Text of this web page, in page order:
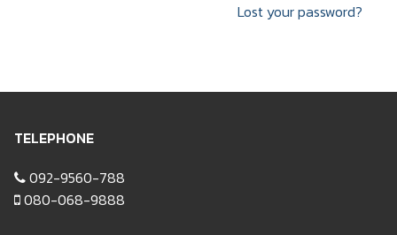
Lost your password?
TELEPHONE
092-9560-788
080-068-9888